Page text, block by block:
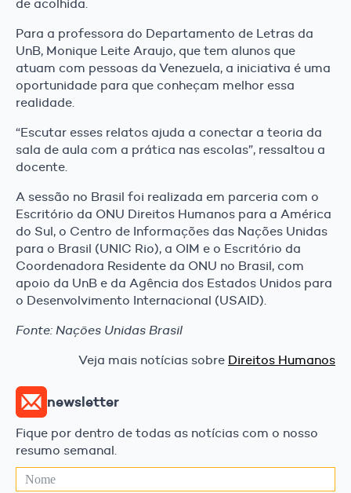
de acolhida.
Para a professora do Departamento de Letras da
UnB, Monique Leite Araujo, que tem alunos que
atuam com pessoas da Venezuela, a iniciativa é uma
oportunidade para que conheçam melhor essa
realidade.
“Escutar esses relatos ajuda a conectar a teoria da
sala de aula com a prática nas escolas”, ressaltou a
docente.
A sessão no Brasil foi realizada em parceria com o
Escritório da ONU Direitos Humanos para a América
do Sul, o Centro de Informações das Nações Unidas
para o Brasil (UNIC Rio), a OIM e o Escritório da
Coordenadora Residente da ONU no Brasil, com
apoio da UnB e da Agência dos Estados Unidos para
o Desenvolvimento Internacional (USAID).
Fonte: Nações Unidas Brasil
Veja mais notícias sobre Direitos Humanos
newsletter
Fique por dentro de todas as notícias com o nosso
resumo semanal.